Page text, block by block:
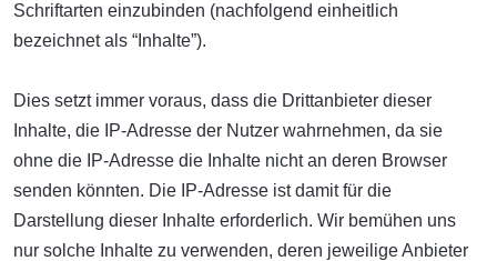
Schriftarten einzubinden (nachfolgend einheitlich
bezeichnet als “Inhalte”).
Dies setzt immer voraus, dass die Drittanbieter dieser
Inhalte, die IP-Adresse der Nutzer wahrnehmen, da sie
ohne die IP-Adresse die Inhalte nicht an deren Browser
senden könnten. Die IP-Adresse ist damit für die
Darstellung dieser Inhalte erforderlich. Wir bemühen uns
nur solche Inhalte zu verwenden, deren jeweilige Anbieter